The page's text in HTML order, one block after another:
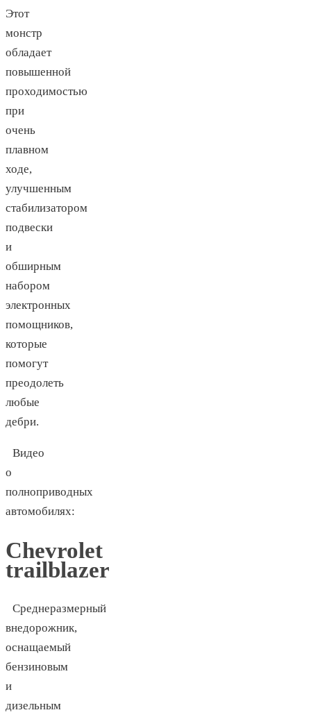
Этот
монстр
обладает
повышенной
проходимостью
при
очень
плавном
ходе,
улучшенным
стабилизатором
подвески
и
обширным
набором
электронных
помощников,
которые
помогут
преодолеть
любые
дебри.
Видео
о
полноприводных
автомобилях:
Chevrolet
trailblazer
Среднеразмерный
внедорожник,
оснащаемый
бензиновым
и
дизельным